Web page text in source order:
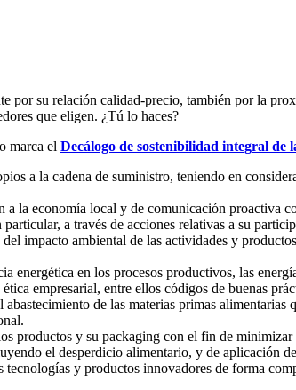
por su relación calidad-precio, también por la
que eligen. ¿Tú lo haces?
marca el Decálogo de sostenibilidad integral de
a la cadena de suministro, teniendo en
la economía local y de comunicación proactiva
a través de acciones relativas a su
impacto ambiental de las actividades y
energética en los procesos productivos, las
empresarial, entre ellos códigos de buenas
de las materias primas
productos y su packaging con el fin de minimizar
el desperdicio alimentario, y de aplicación
y productos innovadores de forma